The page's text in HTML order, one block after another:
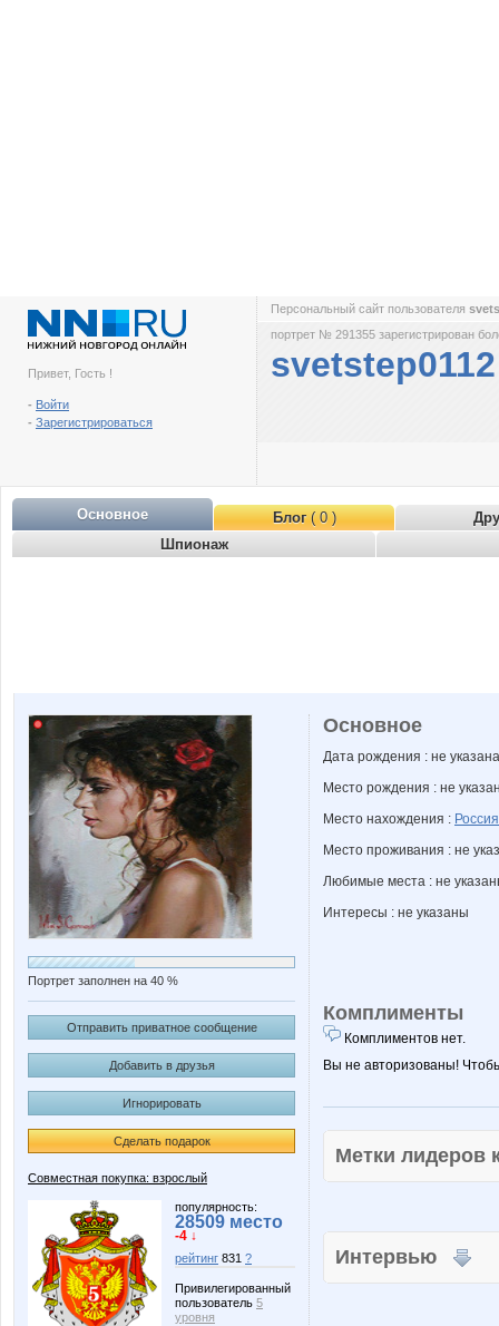
Привет, Гость !
- Войти
- Зарегистрироваться
Персональный сайт пользователя
портрет № 291355 зарегистрирован
svetstep0112
Основное Блог( 0 )
Шпионаж
Портрет заполнен на 40 %
Отправить приватное сообщение
Добавить в друзья
Игнорировать
Сделать подарок
Совместная покупка: взрослый
популярность:
28509 место
-4 ↓
рейтинг 831 ?
Привилегированный
пользователь 5
уровня
Основное
Дата рождения : не указана
Место рождения : не
Место нахождения : Россия
Место проживания : не
Любимые места : не
Интересы : не указаны
Комплименты
Комплиментов нет.
Вы не авторизованы!
Метки
Интервью